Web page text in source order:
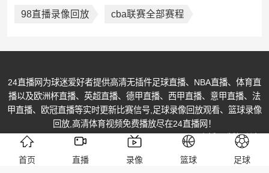
首页 直播 录像 篮球 足球
98直播录像回放 cba联赛全部赛程
24直播网为球迷爱好者提供高清无插件足球直播、NBA直播、体育直
播以及欧洲杯直播、英超直播、德甲直播、西甲直播、意甲直播、法
甲直播、欧冠直播等实时更新比赛信号,足球录像回放观看、篮球录像
回放,高清体育视频免费播放尽在24直播网！
© Copyright @ 2013-2026 All Rights Reserved. 24直播网 版权所有